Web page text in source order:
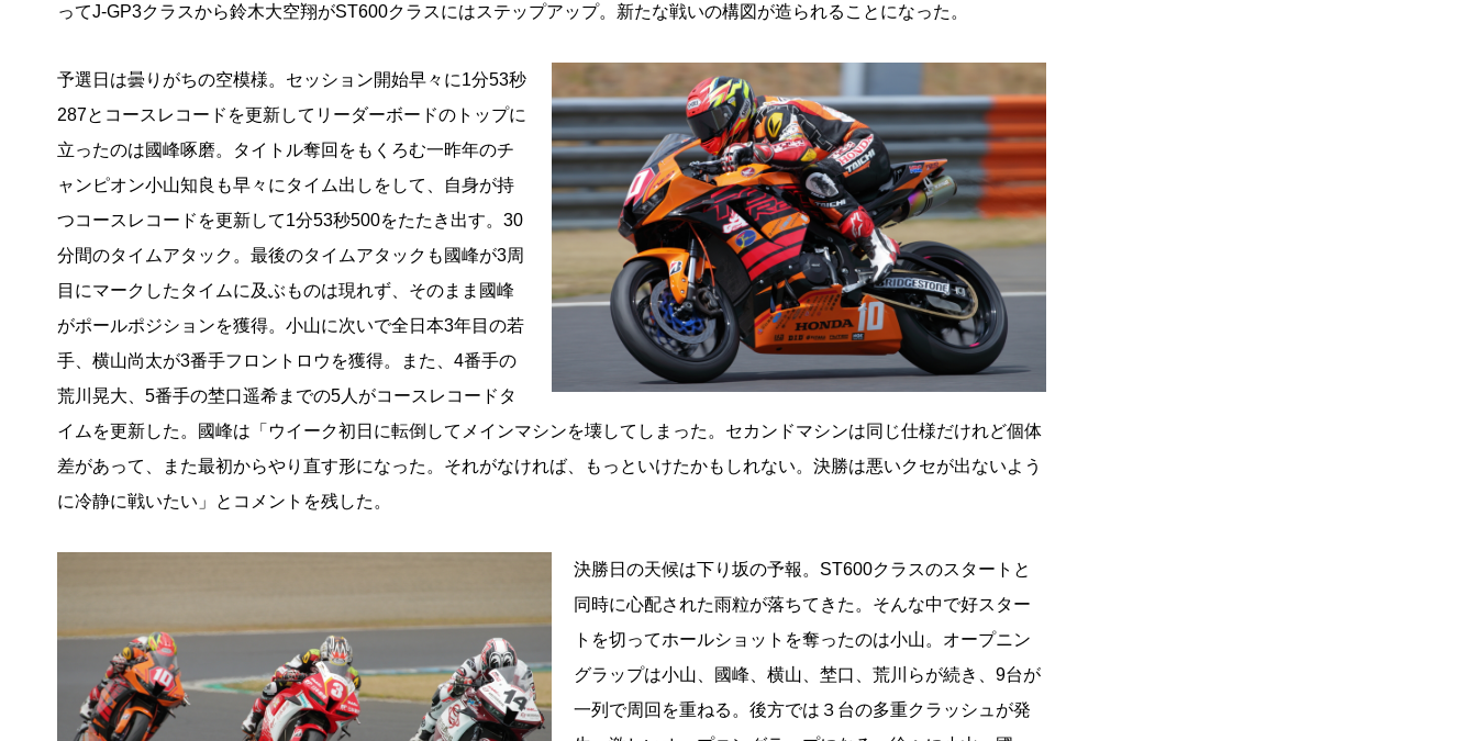
ってJ-GP3クラスから鈴木大空翔がST600クラスにはステップアップ。新たな戦いの構図が造られることになった。
予選日は曇りがちの空模様。セッション開始早々に1分53秒
287とコースレコードを更新してリーダーボードのトップに
立ったのは國峰啄磨。タイトル奪回をもくろむ一昨年のチ
ャンピオン小山知良も早々にタイム出しをして、自身が持
つコースレコードを更新して1分53秒500をたたき出す。30
分間のタイムアタック。最後のタイムアタックも國峰が3周
目にマークしたタイムに及ぶものは現れず、そのまま國峰
がポールポジションを獲得。小山に次いで全日本3年目の若
手、横山尚太が3番手フロントロウを獲得。また、4番手の
荒川晃大、5番手の埜口遥希までの5人がコースレコードタ
イムを更新した。國峰は「ウイーク初日に転倒してメインマシンを壊してしまった。セカンドマシンは同じ仕様だけれど個体
差があって、また最初からやり直す形になった。それがなければ、もっといけたかもしれない。決勝は悪いクセが出ないよう
に冷静に戦いたい」とコメントを残した。
決勝日の天候は下り坂の予報。ST600クラスのスタートと
同時に心配された雨粒が落ちてきた。そんな中で好スター
トを切ってホールショットを奪ったのは小山。オープニン
グラップは小山、國峰、横山、埜口、荒川らが続き、9台が
一列で周回を重ねる。後方では３台の多重クラッシュが発